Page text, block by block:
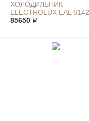
ХОЛОДИЛЬНИК
ELECTROLUX EAL 6142
BOX
85650 ₽